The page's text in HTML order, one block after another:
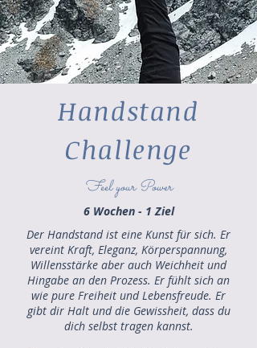
Handstand
Challenge
Feel your Power
6 Wochen - 1 Ziel
Der Handstand ist eine Kunst für sich. Er
vereint Kraft, Eleganz, Körperspannung,
Willensstärke aber auch Weichheit und
Hingabe an den Prozess. Er fühlt sich an
wie pure Freiheit und Lebensfreude. Er
gibt dir Halt und die Gewissheit, dass du
dich selbst tragen kannst.